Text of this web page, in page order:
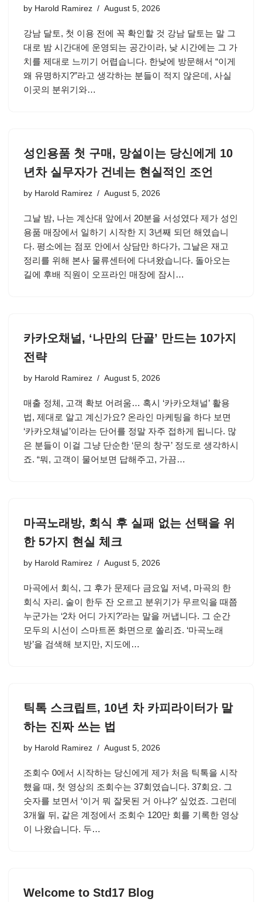
by Harold Ramirez August 5, 2026
강남 달토, 첫 이용 전에 꼭 확인할 것 강남 달토는 말 그
대로 밤 시간대에 운영되는 공간이라, 낮 시간에는 그 가
치를 제대로 느끼기 어렵습니다. 한낮에 방문해서 “이게
왜 유명하지?”라고 생각하는 분들이 적지 않은데, 사실
이곳의 분위기와…
성인용품 첫 구매, 망설이는 당신에게 10
년차 실무자가 건네는 현실적인 조언
by Harold Ramirez August 5, 2026
그날 밤, 나는 계산대 앞에서 20분을 서성였다 제가 성인
용품 매장에서 일하기 시작한 지 3년째 되던 해였습니
다. 평소에는 점포 안에서 상담만 하다가, 그날은 재고
정리를 위해 본사 물류센터에 다녀왔습니다. 돌아오는
길에 후배 직원이 오프라인 매장에 잠시…
카카오채널, ‘나만의 단골’ 만드는 10가지
전략
by Harold Ramirez August 5, 2026
매출 정체, 고객 확보 어려움… 혹시 ‘카카오채널’ 활용
법, 제대로 알고 계신가요? 온라인 마케팅을 하다 보면
‘카카오채널’이라는 단어를 정말 자주 접하게 됩니다. 많
은 분들이 이걸 그냥 단순한 ‘문의 창구’ 정도로 생각하시
죠. “뭐, 고객이 물어보면 답해주고, 가끔…
마곡노래방, 회식 후 실패 없는 선택을 위
한 5가지 현실 체크
by Harold Ramirez August 5, 2026
마곡에서 회식, 그 후가 문제다 금요일 저녁, 마곡의 한
회식 자리. 술이 한두 잔 오르고 분위기가 무르익을 때쯤
누군가는 ‘2차 어디 가지?’라는 말을 꺼냅니다. 그 순간
모두의 시선이 스마트폰 화면으로 쏠리죠. ‘마곡노래
방’을 검색해 보지만, 지도에…
틱톡 스크립트, 10년 차 카피라이터가 말
하는 진짜 쓰는 법
by Harold Ramirez August 5, 2026
조회수 0에서 시작하는 당신에게 제가 처음 틱톡을 시작
했을 때, 첫 영상의 조회수는 37회였습니다. 37회요. 그
숫자를 보면서 ‘이거 뭐 잘못된 거 아냐?’ 싶었죠. 그런데
3개월 뒤, 같은 계정에서 조회수 120만 회를 기록한 영상
이 나왔습니다. 두…
Welcome to Std17 Blog